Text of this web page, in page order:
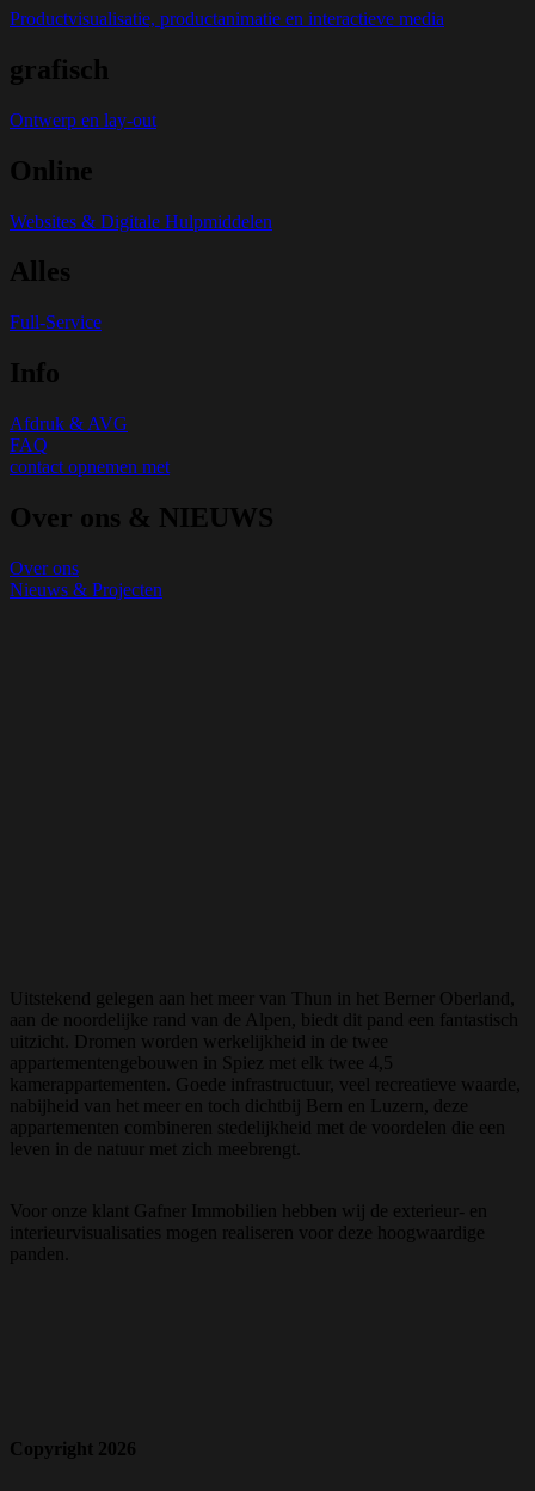
Productvisualisatie, productanimatie en interactieve media
grafisch
Ontwerp en lay-out
Online
Websites & Digitale Hulpmiddelen
Alles
Full-Service
Info
Afdruk & AVG
FAQ
contact opnemen met
Over ons & NIEUWS
Over ons
Nieuws & Projecten
Uitstekend gelegen aan het meer van Thun in het Berner Oberland,
aan de noordelijke rand van de Alpen, biedt dit pand een fantastisch
uitzicht. Dromen worden werkelijkheid in de twee
appartementengebouwen in Spiez met elk twee 4,5
kamerappartementen. Goede infrastructuur, veel recreatieve waarde,
nabijheid van het meer en toch dichtbij Bern en Luzern, deze
appartementen combineren stedelijkheid met de voordelen die een
leven in de natuur met zich meebrengt.
Voor onze klant Gafner Immobilien hebben wij de exterieur- en
interieurvisualisaties mogen realiseren voor deze hoogwaardige
panden.
Copyright 2026